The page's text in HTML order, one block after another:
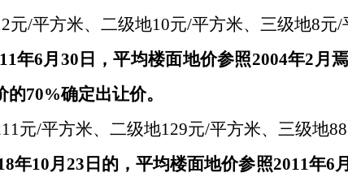
元/平方米、二级地10元/平方米、三级地8元/
年6月30日，平均楼面地价参照2004年2月
70%确定出让价。
元/平方米、二级地129元/平方米、三级地
年10月23日的，平均楼面地价参照2011年